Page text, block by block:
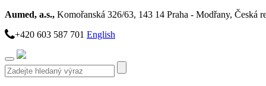
Aumed, a.s., Komořanská 326/63, 143 14 Praha - Modřany, Česká
+420 603 587 701 English
Toggle
navigation